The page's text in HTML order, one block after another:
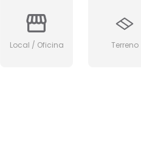
Local / Oficina Terreno